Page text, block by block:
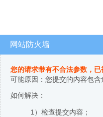
网站防火墙
您的请求带有不合法参数，已
可能原因：您提交的内容包
如何解决：
1）检查提交内容；